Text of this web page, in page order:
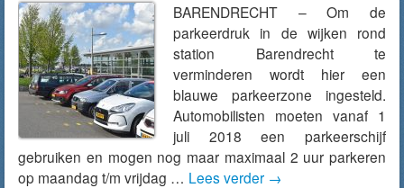
BARENDRECHT – Om de
parkeerdruk in de wijken rond
station Barendrecht te
verminderen wordt hier een
blauwe parkeerzone ingesteld.
Automobilisten moeten vanaf 1
juli 2018 een parkeerschijf
gebruiken en mogen nog maar maximaal 2 uur parkeren
op maandag t/m vrijdag … Lees verder →